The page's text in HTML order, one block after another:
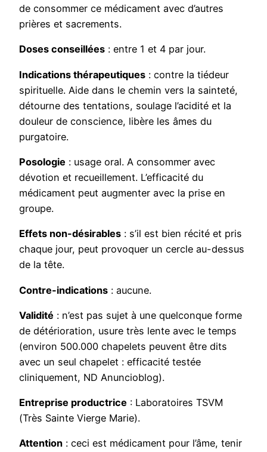
de consommer ce médicament avec d’autres
prières et sacrements.
Doses conseillées : entre 1 et 4 par jour.
Indications thérapeutiques : contre la tiédeur
spirituelle. Aide dans le chemin vers la sainteté,
détourne des tentations, soulage l’acidité et la
douleur de conscience, libère les âmes du
purgatoire.
Posologie : usage oral. A consommer avec
dévotion et recueillement. L’efficacité du
médicament peut augmenter avec la prise en
groupe.
Effets non-désirables : s’il est bien récité et pris
chaque jour, peut provoquer un cercle au-dessus
de la tête.
Contre-indications : aucune.
Validité : n’est pas sujet à une quelconque forme
de détérioration, usure très lente avec le temps
(environ 500.000 chapelets peuvent être dits
avec un seul chapelet : efficacité testée
cliniquement, ND Anuncioblog).
Entreprise productrice : Laboratoires TSVM
(Très Sainte Vierge Marie).
Attention : ceci est médicament pour l’âme, tenir